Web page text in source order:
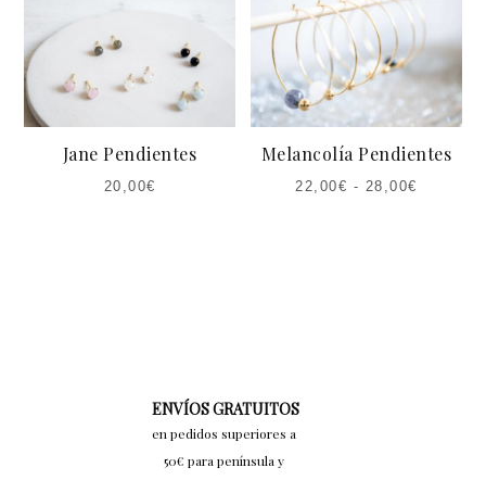
Jane Pendientes
20,00€
Melancolía Pendientes
22,00€ - 28,00€
ENVÍOS GRATUITOS
en pedidos superiores a
50€ para península y